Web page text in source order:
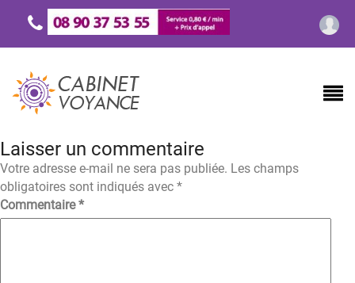
Laisser un commentaire
Votre adresse e-mail ne sera pas publiée. Les champs
obligatoires sont indiqués avec *
Commentaire*